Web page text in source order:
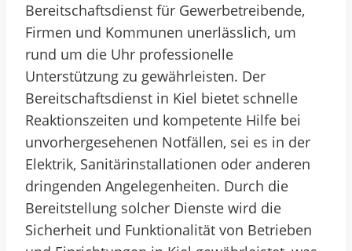
Bereitschaftsdienst für Gewerbetreibende,
Firmen und Kommunen unerlässlich, um
rund um die Uhr professionelle
Unterstützung zu gewährleisten. Der
Bereitschaftsdienst in Kiel bietet schnelle
Reaktionszeiten und kompetente Hilfe bei
unvorhergesehenen Notfällen, sei es in der
Elektrik, Sanitärinstallationen oder anderen
dringenden Angelegenheiten. Durch die
Bereitstellung solcher Dienste wird die
Sicherheit und Funktionalität von Betrieben